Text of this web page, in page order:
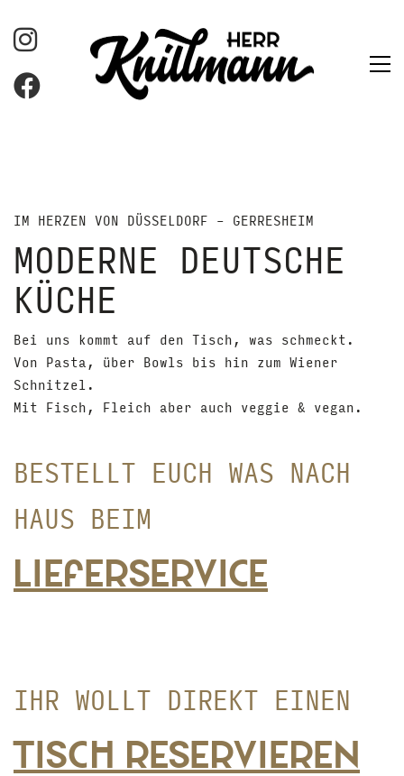
IM HERZEN VON DÜSSELDORF – GERRESHEIM
MODERNE DEUTSCHE
KÜCHE
Bei uns kommt auf den Tisch, was schmeckt.
Von Pasta, über Bowls bis hin zum Wiener
Schnitzel.
Mit Fisch, Fleich aber auch veggie & vegan.
BESTELLT EUCH WAS NACH
HAUS BEIM
liEfErSErvicE
IHR WOLLT DIREKT EINEN
TiSch rESErviErEN